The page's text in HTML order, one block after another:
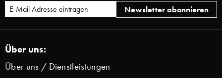
Über uns:
Über uns / Dienstleistungen